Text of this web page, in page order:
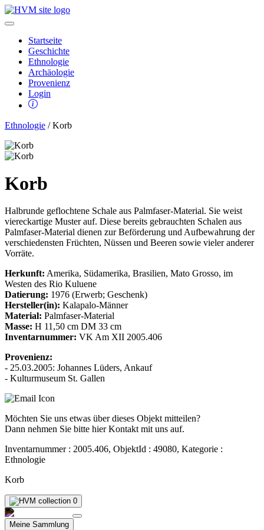
Startseite
Geschichte
Ethnologie
Archäologie
Provenienz
Login
Ethnologie / Korb
Korb
Halbrunde geflochtene Schale aus Palmfaser-Material. Sie weist
viereckartige Muster auf. Diese bereits gebrauchten Schalen aus
Palmfaser-Material dienen zur Beförderung und Aufbewahrung der
verschiedensten Früchten, Nüssen und Beeren sowie vieler anderer
Vorräte.
Herkunft: Amerika, Südamerika, Brasilien, Mato Grosso, im
Westen des Rio Kuluene
Datierung: 1976 (Erwerb; Geschenk)
Hersteller(in): Kalapalo-Männer
Material: Palmfaser-Material
Masse: H 11,50 cm DM 33 cm
Inventarnummer: VK Am XII 2005.406
Provenienz:
- 25.03.2005: Johannes Lüders, Ankauf
- Kulturmuseum St. Gallen
Möchten Sie uns etwas über dieses Objekt mitteilen?
Dann nehmen Sie bitte hier Kontakt mit uns auf.
Inventarnummer : 2005.406, ObjektId : 49080, Kategorie :
Ethnologie
Korb
0
Meine Sammlung